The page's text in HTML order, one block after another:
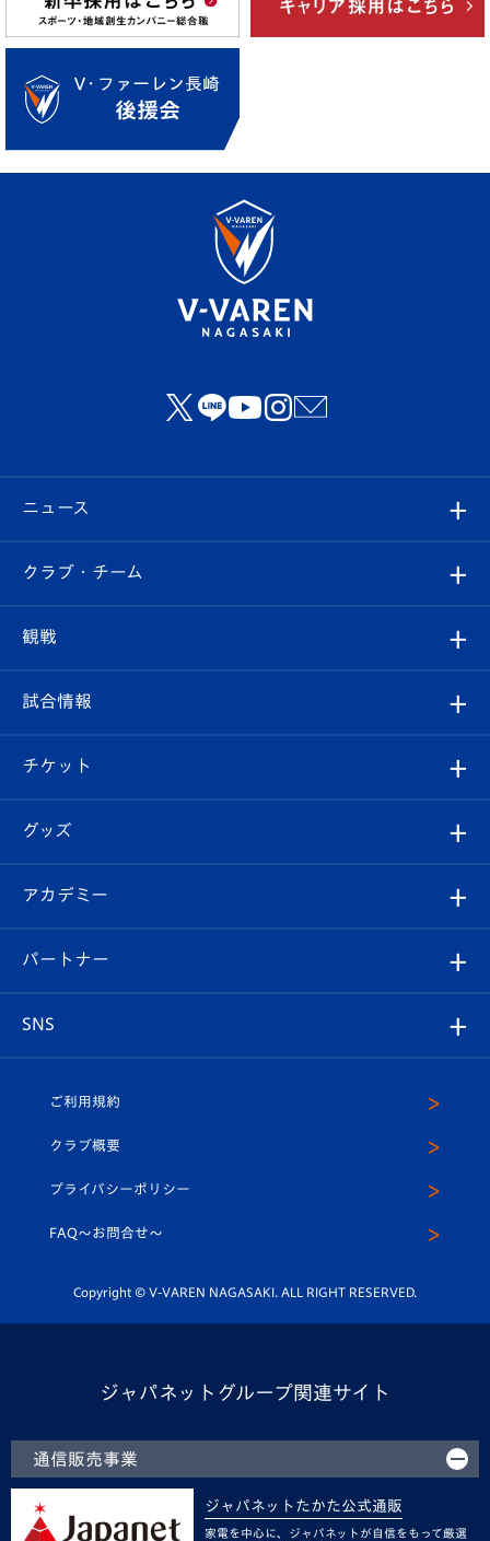
ニュース
すべて
クラブ
試合情報
チケット
イベント
メディア
ホームタウン
クラブ・チーム
クラブ概要
エンブレム紹介
スタッフプロフィール
マスコット紹介
平和祈念活動
ホームタウン活動
観戦
観戦ルール
はじめての観戦ガイド
Revive Team
ヴィヴィくんの長崎おもてなしガイド
試合情報
試合日程/結果
フォトギャラリー
スタジアムグルメ
チケット
チケット
V-LOVERS（ファンクラブ）
プレイヤーズスイート
グッズ
オンラインショップ
店舗情報
アカデミー
育成からのお知らせ
U-18
スクール
パートナー
SNS
ヴィヴィくんインスタグラム
公式LINE＠
ご利用規約
クラブ概要
プライバシーポリシー
FAQ〜お問合せ〜
Copyright © V-VAREN NAGASAKI. ALL RIGHT RESERVED.
ジャパネットグループ関連サイト
通信販売事業
ジャパネットたかた公式通販
家電を中心に、ジャパネットが自信をもって厳選